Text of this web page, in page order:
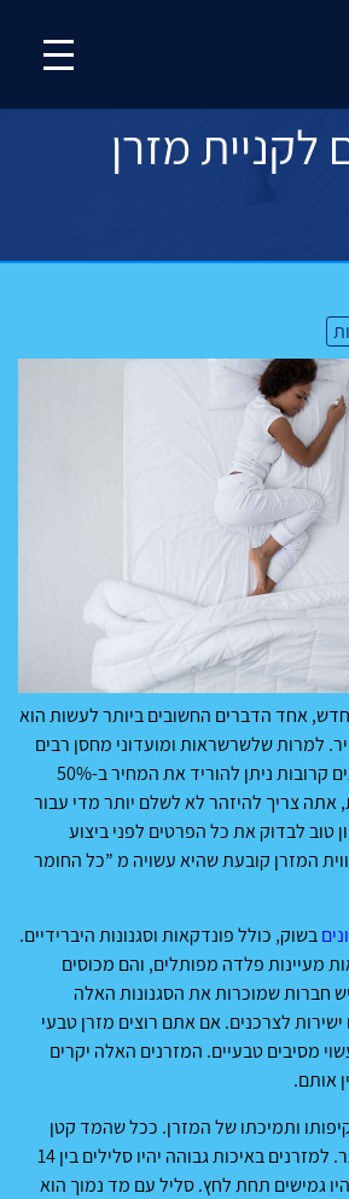
לקניית מזרן
אחד הדברים החשובים ביותר לעשות הוא
למרות שלשרשראות ומועדוני מחסן רבים
יש מחירים קבועים, לעיתים קרובות ניתן להוריד את המחיר ב-50%
צריך להיזהר לא לשלם יותר מדי עבור
טוב לבדוק את כל הפרטים לפני ביצוע
המזרן קובעת שהיא עשויה מ ”כל החומר
בשוק, כולל פונדקאות וסגנונות היברידיים.
מעיינות פלדה מפותלים, והם מכוסים
חברות שמוכרות את הסגנונות האלה
לצרכנים. אם אתם רוצים מזרן טבעי
מסיבים טבעיים. המזרנים האלה יקרים
אותם.
ותמיכתו של המזרן. ככל שהמד קטן
יותר, כך הקפיץ סמיך יותר. למזרנים באיכות גבוהה יהיו סלילים בין 14
יהיו גמישים תחת לחץ. סליל עם מד נמוך הוא